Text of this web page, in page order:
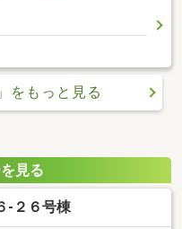
」をもっと見る
見る
-２６号棟